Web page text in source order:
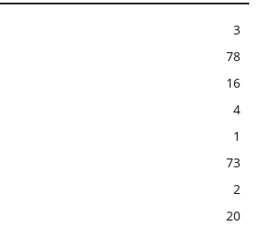
3
78
16
4
1
73
2
20